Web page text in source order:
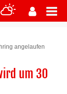
angelaufen
um 30